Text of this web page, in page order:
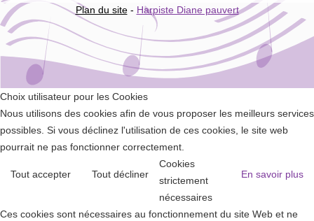
Plan du site- Harpiste Diane pauvert
Choix utilisateur pour les Cookies
Nous utilisons des cookies afin de vous proposer les meilleurs services
possibles. Si vous déclinez l'utilisation de ces cookies, le site web
pourrait ne pas fonctionner correctement.
Tout accepter Tout décliner En savoir plus
Cookies
strictement
nécessaires
Ces cookies sont nécessaires au fonctionnement du site Web et ne